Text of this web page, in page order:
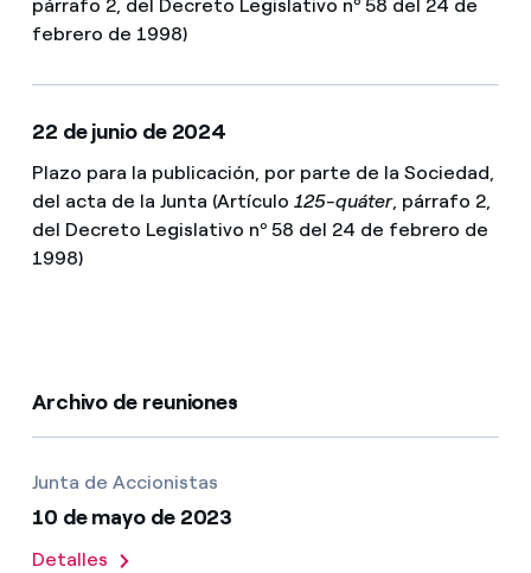
párrafo 2, del Decreto Legislativo nº 58 del 24 de
febrero de 1998)
22 de junio de 2024
Plazo para la publicación, por parte de la Sociedad,
del acta de la Junta (Artículo 125-quáter, párrafo 2,
del Decreto Legislativo nº 58 del 24 de febrero de
1998)
Archivo de reuniones
Junta de Accionistas
10 de mayo de 2023
Detalles